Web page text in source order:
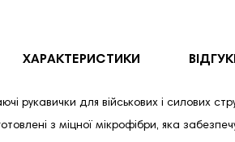
ХАРАКТЕРИСТИКИ
рукавички для військових і силових
з міцної мікрофібри, яка